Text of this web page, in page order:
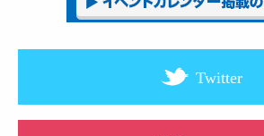
Twitter